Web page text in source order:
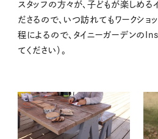
スタッフの方々が、子どもが楽しめる
ださるので、いつ訪れてもワークショ
程によるので、タイニーガーデンの
てください）。